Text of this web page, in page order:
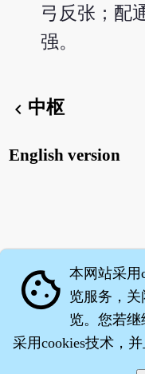
弓反张；配
强。
chevron_left 中枢
English version
cookie 本网站采用
览服务，关
览。您若
采用cookies技术，